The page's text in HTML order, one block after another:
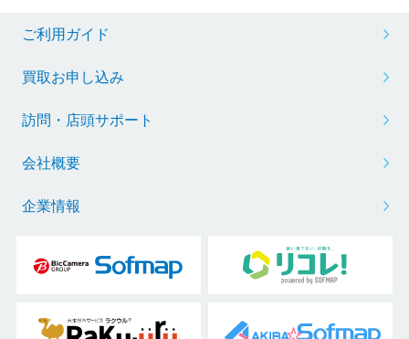
ご利用ガイド
買取お申し込み
訪問・店頭サポート
会社概要
企業情報